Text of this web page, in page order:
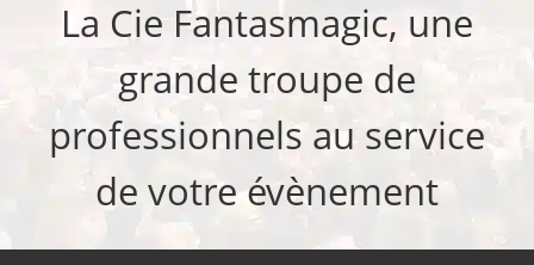
La Cie Fantasmagic, une
grande troupe de
professionnels au service
de votre évènement